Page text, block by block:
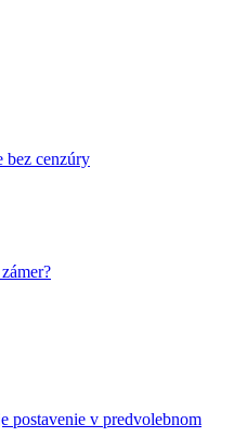
bez cenzúry
postavenie v predvolebnom